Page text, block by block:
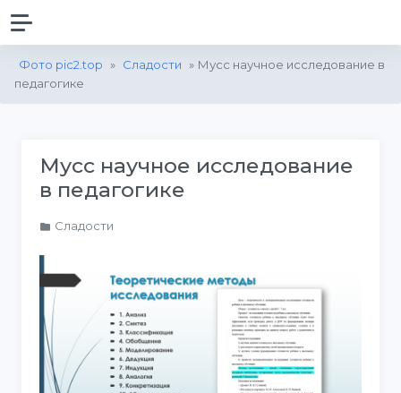
Фото pic2.top » Сладости
» Мусс научное исследование в
педагогике
Мусс научное исследование
в педагогике
Сладости